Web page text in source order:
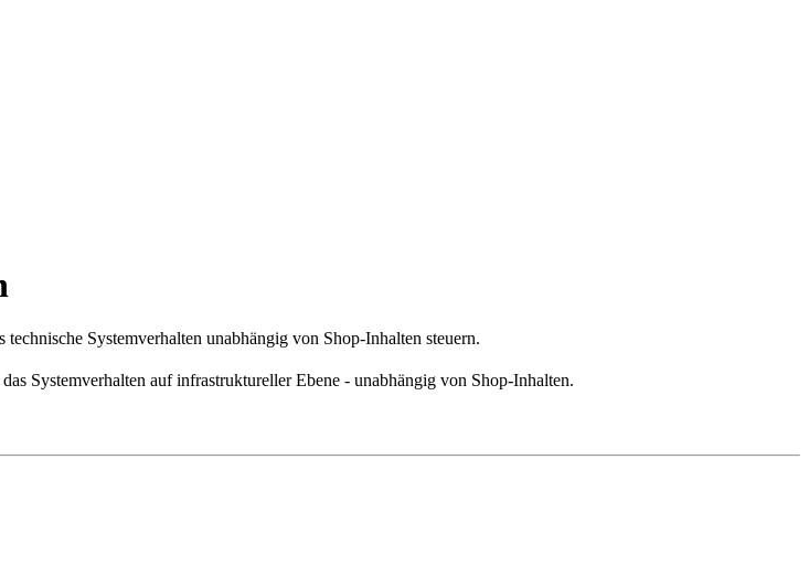
Systemverhalten unabhängig von Shop-Inhalten steuern.
Systemverhalten auf infrastruktureller Ebene - unabhängig von Shop-Inhalten.